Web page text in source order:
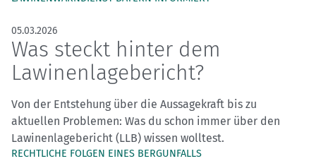
05.03.2026
Was steckt hinter dem
Lawinenlagebericht?
Von der Entstehung über die Aussagekraft bis zu
aktuellen Problemen: Was du schon immer über den
Lawinenlagebericht (LLB) wissen wolltest.
RECHTLICHE FOLGEN EINES BERGUNFALLS